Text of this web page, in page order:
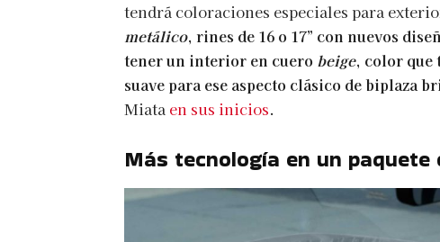
tendrá coloraciones especiales para
metálico, rines de 16 o 17” con nuevos
tener un interior en cuero beige, color que
suave para ese aspecto clásico de biplaza
Miata en sus inicios.
Más tecnología en un paquete